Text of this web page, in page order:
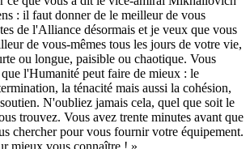
: il faut donner de le meilleur de vous
de l'Alliance désormais et je veux que vous
de vous-mêmes tous les jours de votre vie,
ou longue, paisible ou chaotique. Vous
que l'Humanité peut faire de mieux : le
la ténacité mais aussi la cohésion,
N'oubliez jamais cela, quel que soit le
trouvez. Vous avez trente minutes avant que
chercher pour vous fournir votre équipement.